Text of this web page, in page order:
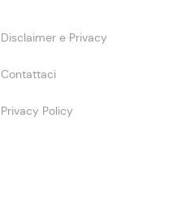
Disclaimer e Privacy
Contattaci
Privacy Policy